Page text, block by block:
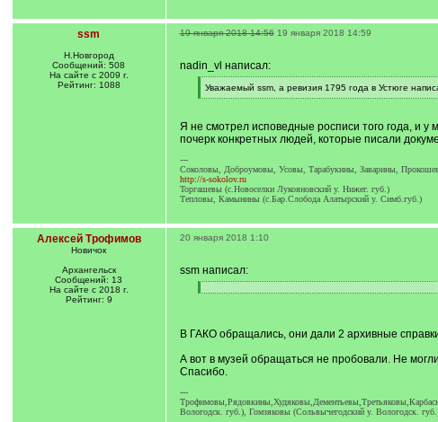
ssm
Н.Новгород
Сообщений: 508
На сайте с 2009 г.
Рейтинг: 1088
19 января 2018 14:56 19 января 2018 14:59
nadin_vl написал:
[
q
Уважаемый ssm, а ревизия 1795 года в Устюге
[
]
Я не смотрел исповедные росписи того года, и
почерк конкретных людей, которые писали
---
Соколовы, Доброумовы, Усовы, Тарабукины, Заварины,
http://s-sokolov.ru
Торгашевы (с.Новоселки Лукояновский у. Нижег. губ.)
Тепловы, Камынины (с.Бар.Слобода Алатырский у. Симб.губ.)
Алексей Трофимов
Новичок
Архангельск
Сообщений: 13
На сайте с 2018 г.
Рейтинг: 9
20 января 2018 1:10
ssm написал:
[[
В ГАКО обращались, они дали 2 архивные
А вот в музей обращаться не пробовали. Не
Спасибо.
---
Вологодск. губ.), Гомзяковы (Сольвычегодский у. Вологодск.